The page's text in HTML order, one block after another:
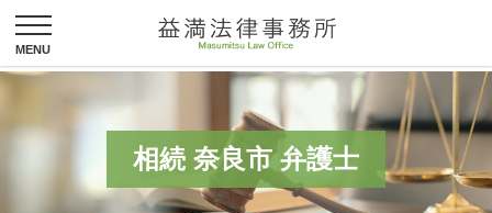
相続 奈良市 弁護士